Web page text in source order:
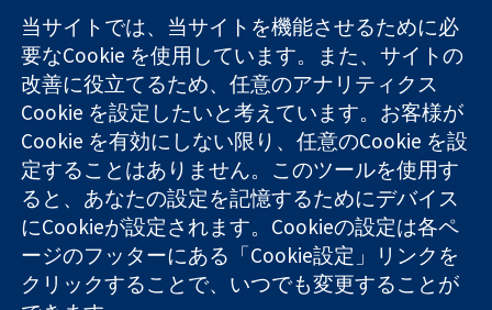
信頼できるエビ
デンスと
情報に基づく意
思決定により
健康のさらなる
向上へ
11-13 Cavendish
Square
London
W1G 0AN
United Kingdom
お問い合わせ
ニュース
広報
コクランにつ
いて
採用
Cochrane
Library
コクラン・コラボレーションは、イングランド及びウェールズ
に登録された慈善団体（登録番号 1045921）および保証有限責
当サイトでは、当サイトを機能させるために必
要なCookie を使用しています。また、サイトの
改善に役立てるため、任意のアナリティクス
Cookie を設定したいと考えています。お客様が
Cookie を有効にしない限り、任意のCookie を設
定することはありません。このツールを使用す
ると、あなたの設定を記憶するためにデバイス
にCookieが設定されます。Cookieの設定は各ペ
ージのフッターにある「Cookie設定」リンクを
クリックすることで、いつでも変更することが